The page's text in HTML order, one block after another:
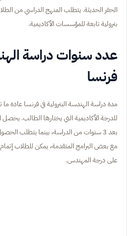
الحفر الحديثة. يتطلب المنهج الدراسي من
بترولية تابعة للمؤسسات الأكاديمية.
عدد سنوات دراسة
فرنسا
للدرجة الأكاديمية التي يختارها الطالب.
بعد 3 سنوات من الدراسة، بينما يتطلب
على درجة المهندس.